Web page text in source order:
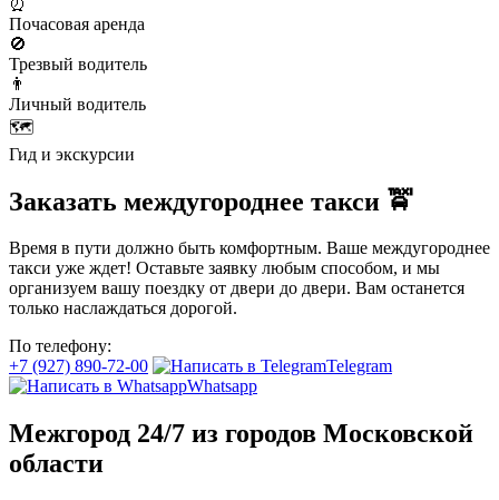
Почасовая аренда
🚫
Трезвый водитель
👨
Личный водитель
🗺️
Гид и экскурсии
Заказать междугороднее такси 🚖
Время в пути должно быть комфортным. Ваше междугороднее
такси уже ждет! Оставьте заявку любым способом, и мы
организуем вашу поездку от двери до двери. Вам останется
только наслаждаться дорогой.
По телефону:
+7 (927) 890-72-00
Telegram
Whatsapp
Межгород 24/7 из городов Московской
области